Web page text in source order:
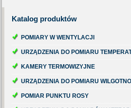
Katalog produktów
POMIARY W WENTYLACJI
URZĄDZENIA DO POMIARU
KAMERY TERMOWIZYJNE
URZĄDZENIA DO POMIARU
POMIAR PUNKTU ROSY